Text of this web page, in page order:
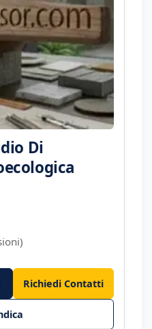
Di
Richiedi Contatti